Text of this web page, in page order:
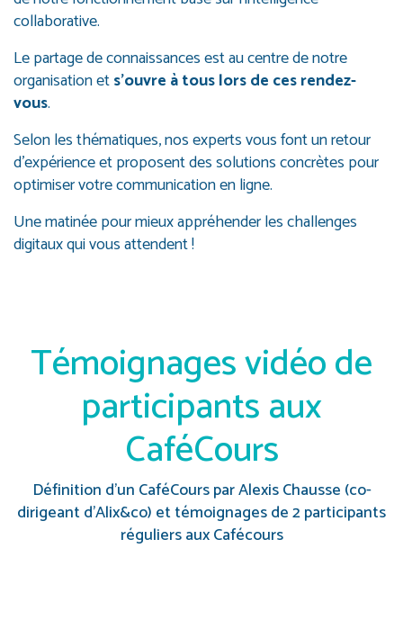
collaborative.
Le partage de connaissances est au centre de notre
organisation ets’ouvre à tous lors de ces rendez-
vous.
Selon les thématiques, nos experts vous font un retour
d’expérience et proposent des solutions concrètes pour
optimiser votre communication en ligne.
Une matinée pour mieux appréhender les challenges
digitaux qui vous attendent !
Témoignages vidéo de
participants aux
CaféCours
Définition d’un CaféCours par Alexis Chausse (co-
dirigeant d’Alix&co) et témoignages de 2 participants
réguliers aux Cafécours